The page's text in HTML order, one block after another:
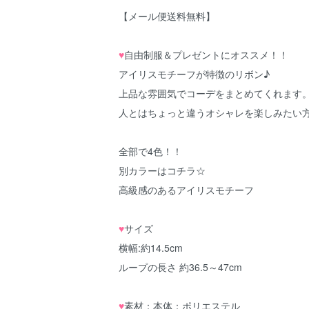
【メール便送料無料】
♥自由制服＆プレゼントにオススメ！！
アイリスモチーフが特徴のリボン♪
上品な雰囲気でコーデをまとめてくれます。
人とはちょっと違うオシャレを楽しみたい
全部で4色！！
別カラーはコチラ☆
高級感のあるアイリスモチーフ
♥サイズ
横幅:約14.5cm
ループの長さ 約36.5～47cm
♥素材：本体：ポリエステル